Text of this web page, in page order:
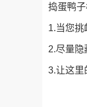
捣蛋鸭
1.当您挑
2.尽量隐
3.让这里